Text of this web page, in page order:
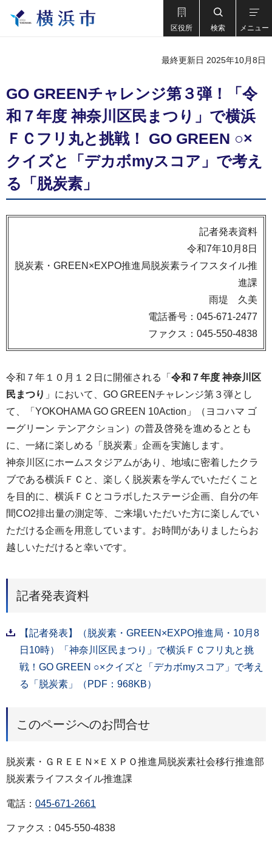
区役所 検索 メニュー
最終更新日 2025年10月8日
GO GREENチャレンジ第３弾！「令
和７年度 神奈川区民まつり」で横浜
ＦＣフリ丸と挑戦！ GO GREEN ○×
クイズと「デカボmyスコア」で考え
る「脱炭素」
記者発表資料
令和7年10月8日
脱炭素・GREEN×EXPO推進局脱炭素ライフスタイル推
進課
雨堤 久美
電話番号：045-671-2477
ファクス：045-550-4838
令和７年１０月１２日に開催される「 令和７年度 神奈川区
民まつり 」において、GO GREENチャレンジ第３弾とし
て、「YOKOHAMA GO GREEN 10Action」（ヨコハマ ゴ
ーグリーン テンアクション）の普及啓発を進めるととも
に、一緒に楽しめる「脱炭素」企画を実施します。
神奈川区にホームスタジアムがあり、地域に密着したクラ
ブである横浜ＦＣと、楽しく脱炭素を学んでいただくこと
を目的に、横浜ＦＣとコラボしたステージ企画、自分の年
間CO2排出量の測定等、ご来場いただいた方に楽しんでい
ただける企画を用意しています。お時間がありましたらお
越しいただけると幸いです。
記者発表資料
【記者発表】（脱炭素・GREEN×EXPO推進局・10月8
日10時）「神奈川区民まつり」で横浜ＦＣフリ丸と挑
戦！GO GREEN ○×クイズと「デカボmyスコア」で考え
る「脱炭素」（PDF：968KB）
このページへのお問合せ
脱炭素・ＧＲＥＥＮ×ＥＸＰＯ推進局脱炭素社会移行推進部
脱炭素ライフスタイル推進課
電話： 045-671-2661
ファクス：045-550-4838